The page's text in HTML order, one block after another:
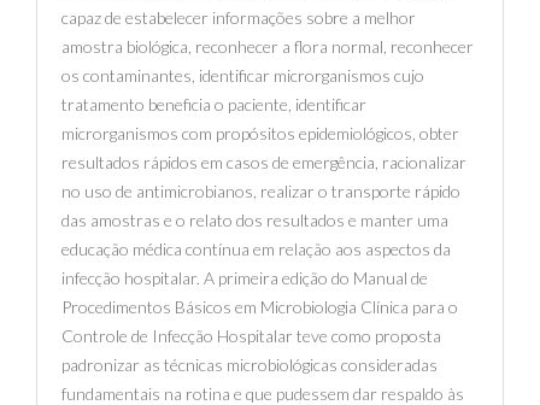
capaz de estabelecer informações sobre a melhor
amostra biológica, reconhecer a flora normal, reconhecer
os contaminantes, identificar microrganismos cujo
tratamento beneficia o paciente, identificar
microrganismos com propósitos epidemiológicos, obter
resultados rápidos em casos de emergência, racionalizar
no uso de antimicrobianos, realizar o transporte rápido
das amostras e o relato dos resultados e manter uma
educação médica contínua em relação aos aspectos da
infecção hospitalar. A primeira edição do Manual de
Procedimentos Básicos em Microbiologia Clínica para o
Controle de Infecção Hospitalar teve como proposta
padronizar as técnicas microbiológicas consideradas
fundamentais na rotina e que pudessem dar respaldo às